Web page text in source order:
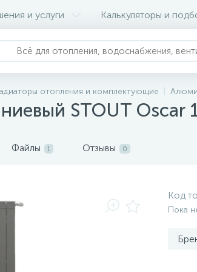
и услуги Калькуляторы и
отопления и комплектующие
STOUT Oscar
Файлы 1 Отзывы 0
Код
Пока